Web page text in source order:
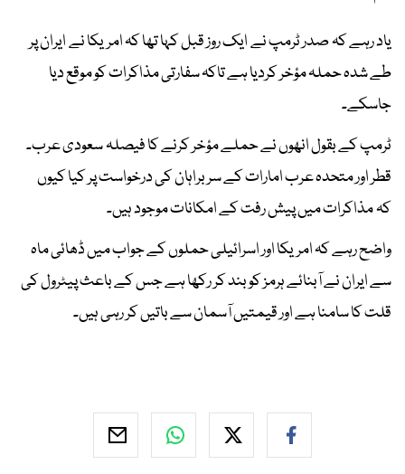
یاد رہے کہ صدر ٹرمپ نے ایک روز قبل کہا تھا کہ امریکا نے ایران پر
طے شدہ حملہ مؤخر کردیا ہے تاکہ سفارتی مذاکرات کو موقع دیا
جاسکے۔
ٹرمپ کے بقول انھوں نے حملے مؤخر کرنے کا فیصلہ سعودی عرب۔
قطر اور متحدہ عرب امارات کے سربراہان کی درخواست پر کیا کیوں
کہ مذاکرات میں پیش رفت کے امکانات موجود ہیں۔
واضح رہے کہ امریکا اور اسرائیلی حملوں کے جواب میں ڈھائی ماہ
سے ایران نے آبنائے ہرمز کو بند کر رکھا ہے جس کے باعث پیٹرول کی
قلت کا سامنا ہے اور قیمتیں آسمان سے باتیں کر رہی ہیں۔